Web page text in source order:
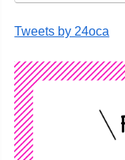
Tweets by 24oca